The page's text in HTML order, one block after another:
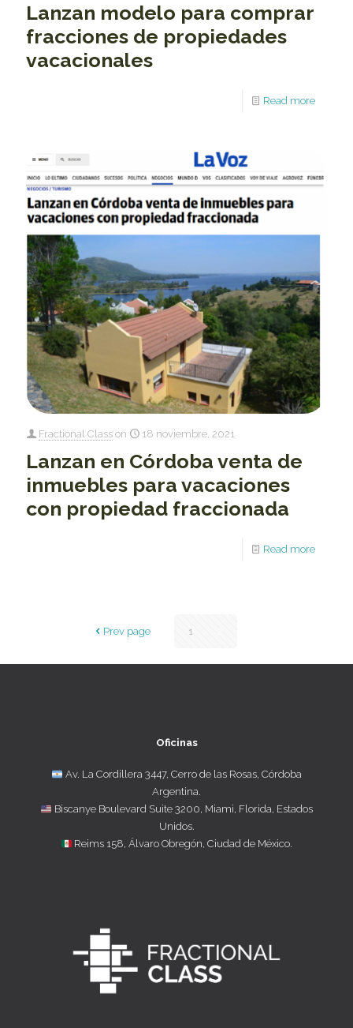
Lanzan modelo para comprar
fracciones de propiedades
vacacionales
Read more
Fractional Class on 18 noviembre, 2021
Lanzan en Córdoba venta de
inmuebles para vacaciones
con propiedad fraccionada
Read more
Prev page 1
Oficinas
Av. La Cordillera 3447, Cerro de las Rosas, Córdoba
Argentina.
Biscanye Boulevard Suite 3200, Miami, Florida, Estados
Unidos.
Reims 158, Álvaro Obregón, Ciudad de México.